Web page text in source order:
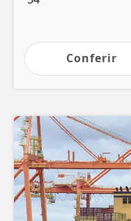
Conferir